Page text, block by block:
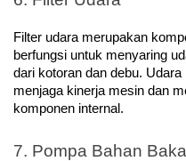
Filter udara merupakan
berfungsi untuk menyaring
dari kotoran dan debu.
menjaga kinerja mesin dan
komponen internal.
7. Pompa Bahan